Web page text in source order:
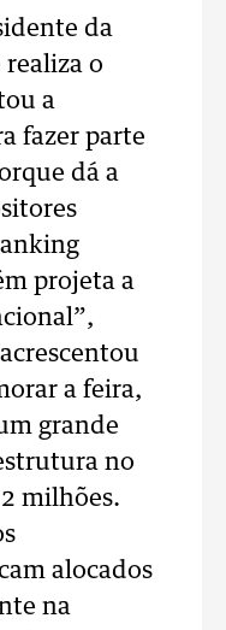
da
o
a
fazer parte
dá a
projeta a
a feira,
grande
no
2 milhões.
alocados
na